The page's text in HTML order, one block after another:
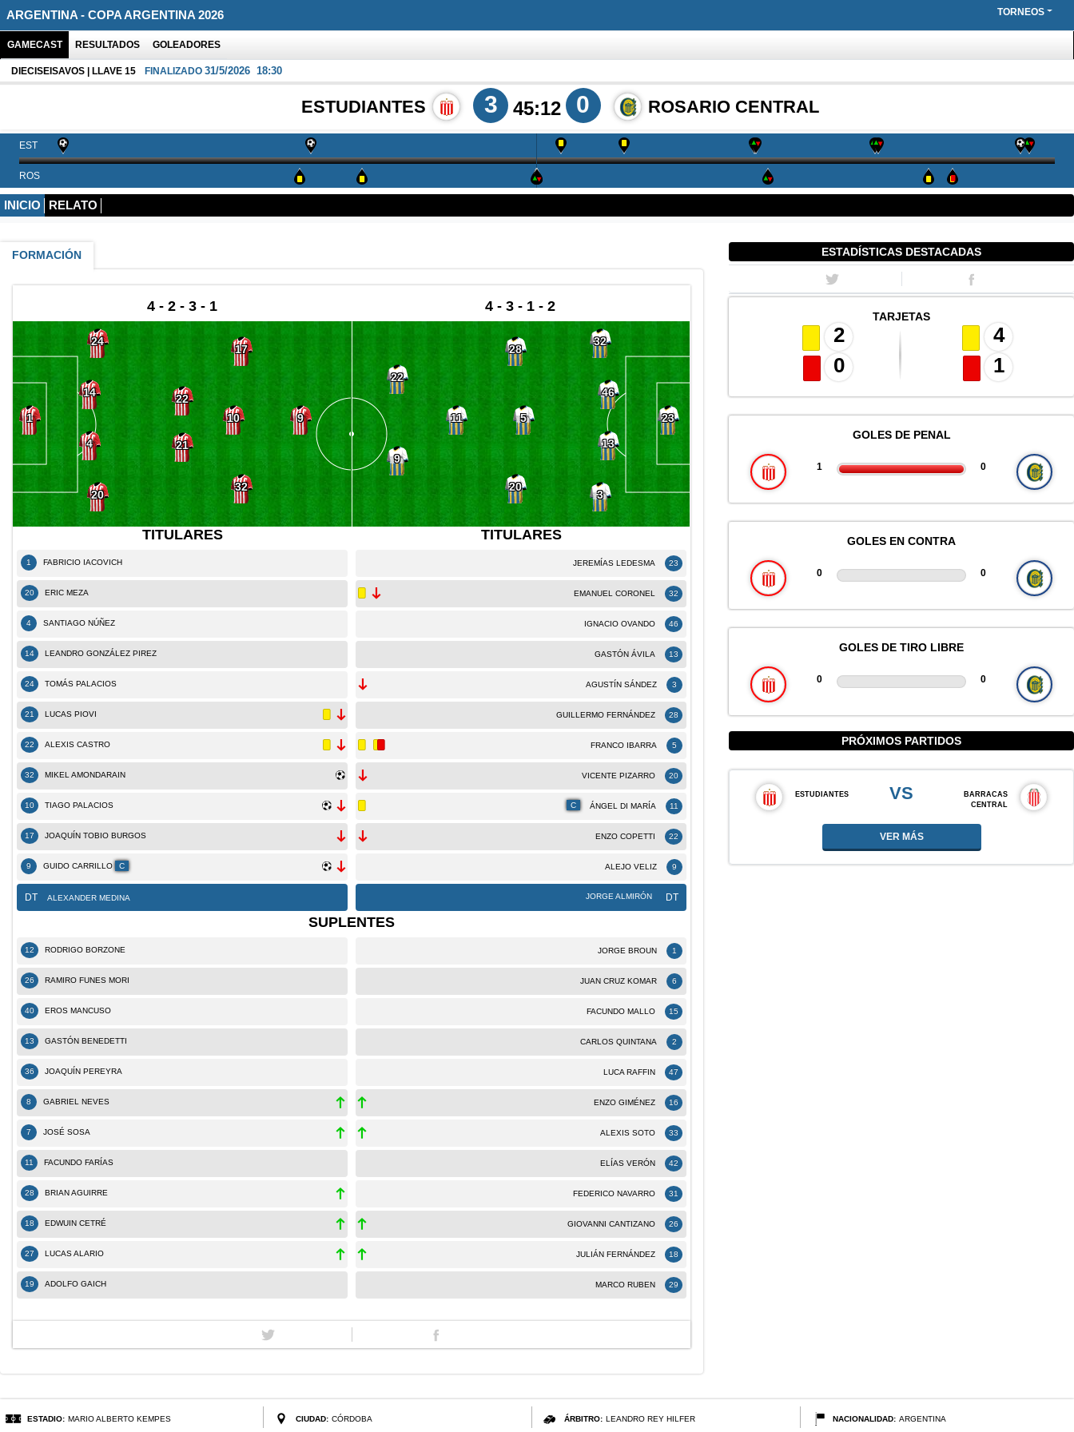
ARGENTINA - COPA ARGENTINA 2026 TORNEOS
GAMECAST RESULTADOS GOLEADORES
DIECISEISAVOS | LLAVE 15 FINALIZADO 31/5/2026 18:30
ESTUDIANTES 3 45:12 0 ROSARIO CENTRAL
EST
ROS
RELATO
INICIO
ESTADÍSTICAS DESTACADAS
TARJETAS
2
0
4
1
GOLES DE PENAL
1 0
GOLES EN CONTRA
0 0
GOLES DE TIRO LIBRE
0 0
FORMACIÓN
4 - 2 - 3 - 1
1
24
14
4
20
22
21
17
10
32
9
4 - 3 - 1 - 2
23
32
46
13
3
28
5
20
11
22
9
TITULARES
1 FABRICIO IACOVICH
20 ERIC MEZA
4 SANTIAGO NÚÑEZ
14 LEANDRO GONZÁLEZ PIREZ
24 TOMÁS PALACIOS
21 LUCAS PIOVI
22 ALEXIS CASTRO
32 MIKEL AMONDARAIN
10 TIAGO PALACIOS
17 JOAQUÍN TOBIO BURGOS
9 GUIDO CARRILLO C
DT ALEXANDER MEDINA
TITULARES
23
JEREMÍAS LEDESMA
32
EMANUEL CORONEL
46
IGNACIO OVANDO
13
GASTÓN ÁVILA
3
AGUSTÍN SÁNDEZ
28
GUILLERMO FERNÁNDEZ
5
FRANCO IBARRA
20
VICENTE PIZARRO
11
ÁNGEL DI MARÍA
C
22
ENZO COPETTI
9
ALEJO VELIZ
DT
JORGE ALMIRÓN
SUPLENTES
12 RODRIGO BORZONE
26 RAMIRO FUNES MORI
40 EROS MANCUSO
13 GASTÓN BENEDETTI
36 JOAQUÍN PEREYRA
8 GABRIEL NEVES
7 JOSÉ SOSA
11 FACUNDO FARÍAS
28 BRIAN AGUIRRE
18 EDWUIN CETRÉ
27 LUCAS ALARIO
19 ADOLFO GAICH
1
JORGE BROUN
6
JUAN CRUZ KOMAR
15
FACUNDO MALLO
2
CARLOS QUINTANA
47
LUCA RAFFIN
16
ENZO GIMÉNEZ
33
ALEXIS SOTO
42
ELÍAS VERÓN
31
FEDERICO NAVARRO
26
GIOVANNI CANTIZANO
18
JULIÁN FERNÁNDEZ
29
MARCO RUBEN
PRÓXIMOS PARTIDOS
ESTUDIANTES VS
BARRACAS
CENTRAL
VER MÁS
ESTADIO: MARIO ALBERTO KEMPES CIUDAD: CÓRDOBA ÁRBITRO: LEANDRO REY HILFER NACIONALIDAD: ARGENTINA